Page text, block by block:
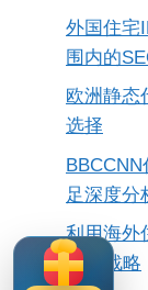
外国住宅
围内的
欧洲静态
选择
足深度分
利用海外
SEO战略